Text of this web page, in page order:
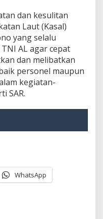
dan kesulitan
Laut (Kasal)
yang selalu
AL agar cepat
dan melibatkan
personel maupun
kegiatan-
SAR.
WhatsApp